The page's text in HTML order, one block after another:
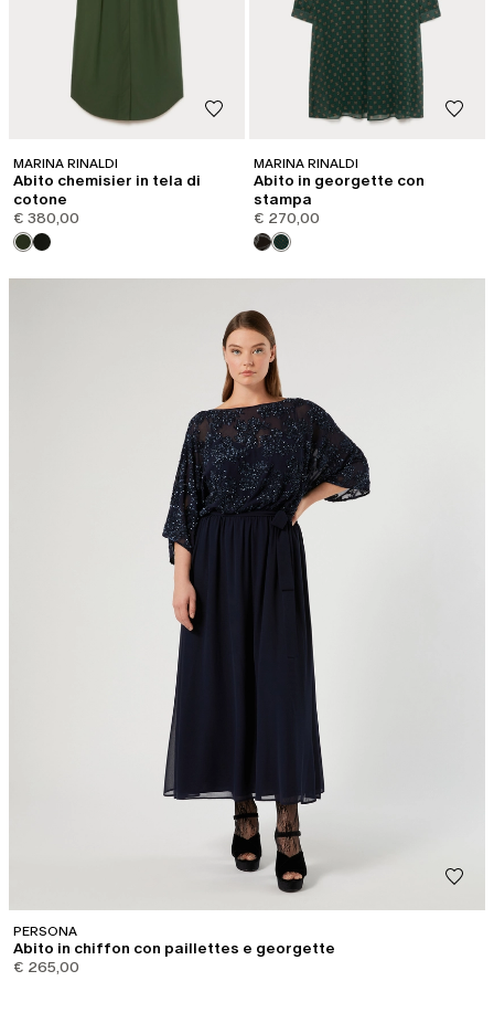
MARINA RINALDI
Abito chemisier in tela di
cotone
€ 380,00
MARINA RINALDI
Abito in georgette con
stampa
€ 270,00
PERSONA
Abito in chiffon con paillettes e georgette
€ 265,00